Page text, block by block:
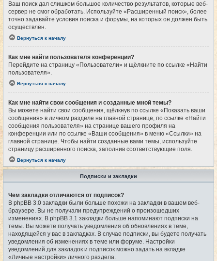
Ваш поиск дал слишком большое количество результатов, которые веб-
сервер не смог обработать. Используйте «Расширенный поиск», более
точно задавайте условия поиска и форумы, на которых он должен быть
осуществлён.
Вернуться к началу
Как мне найти пользователя конференции?
Перейдите на страницу «Пользователи» и щёлкните по ссылке «Найти
пользователя».
Вернуться к началу
Как мне найти свои сообщения и созданные мной темы?
Вы можете найти свои сообщения, щёлкнув по ссылке «Показать ваши
сообщения» в личном разделе на главной странице, по ссылке «Найти
сообщения пользователя» на странице вашего профиля на
конференции или по ссылке «Ваши сообщения» в меню «Ссылки» на
главной странице. Чтобы найти созданные вами темы, используйте
страницу расширенного поиска, заполнив соответствующие поля.
Вернуться к началу
Подписки и закладки
Чем закладки отличаются от подписок?
В phpBB 3.0 закладки были больше похожи на закладки в вашем веб-
браузере. Вы не получали предупреждений о произошедших
изменениях. В phpBB 3.1 закладки больше напоминают подписки на
темы. Вы можете получать уведомления об обновлениях в теме,
находящейся у вас в закладках. В случае подписки, вы будете получать
уведомления об изменениях в теме или форуме. Настройки
уведомлений для закладок и подписок можно задать на вкладке
«Личные настройки» личного раздела.